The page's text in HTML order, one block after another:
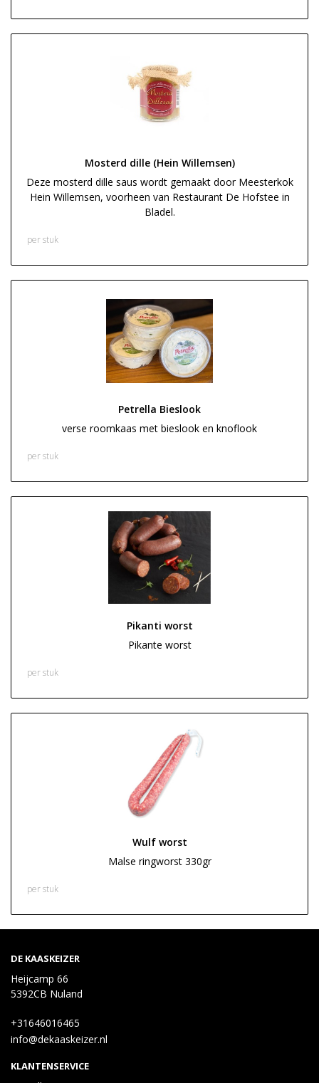
Mosterd dille (Hein Willemsen)
Deze mosterd dille saus wordt gemaakt door Meesterkok
Hein Willemsen, voorheen van Restaurant De Hofstee in
Bladel.
per stuk
Petrella Bieslook
verse roomkaas met bieslook en knoflook
per stuk
Pikanti worst
Pikante worst
per stuk
Wulf worst
Malse ringworst 330gr
per stuk
DE KAASKEIZER
Heijcamp 66
5392CB Nuland
+31646016465
info@dekaaskeizer.nl
KLANTENSERVICE